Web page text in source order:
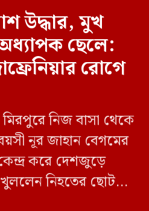
উদ্ধার, মুখ
ছেলে:
রোগে
নিজ বাসা থেকে
নূর জাহান বেগমের
করে দেশজুড়ে
নিহতের ছোট